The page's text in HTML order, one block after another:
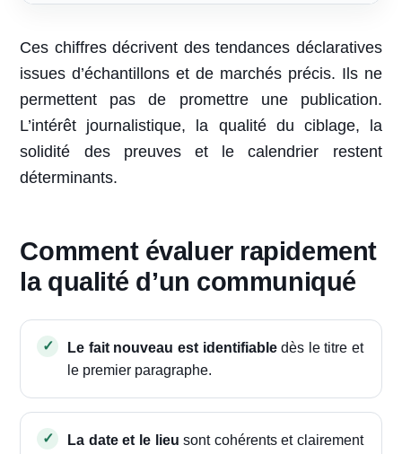
Ces chiffres décrivent des tendances déclaratives
issues d’échantillons et de marchés précis. Ils ne
permettent pas de promettre une publication.
L’intérêt journalistique, la qualité du ciblage, la
solidité des preuves et le calendrier restent
déterminants.
Comment évaluer rapidement
la qualité d’un communiqué
Le fait nouveau est identifiabledès le titre et
le premier paragraphe.
La date et le lieu sont cohérents et clairement